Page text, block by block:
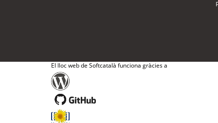
El lloc web de Softcatalà funciona gràcies a